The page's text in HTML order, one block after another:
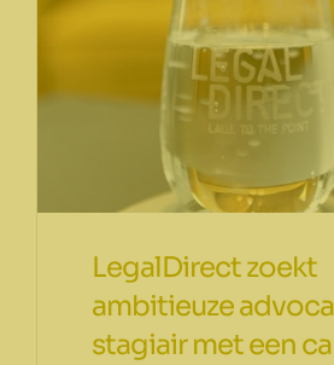
LegalDirect zoekt
ambitieuze
stagiair met een